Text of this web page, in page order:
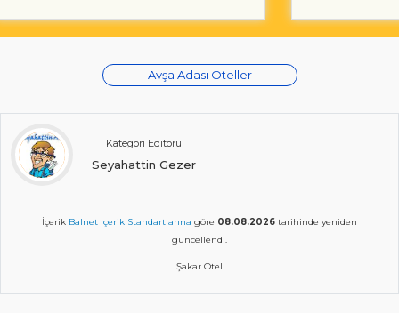
Avşa Adası Oteller
Kategori Editörü
Seyahattin Gezer
İçerik Balnet İçerik Standartlarına göre 08.08.2026 tarihinde yeniden
güncellendi.
Şakar Otel